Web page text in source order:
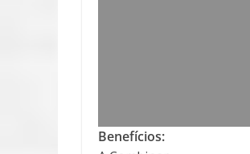
Benefícios: